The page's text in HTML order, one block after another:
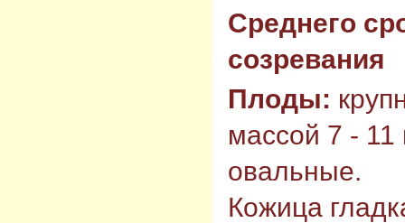
Среднего
созревания
Плоды:
массой 7 - 11
овальные.
Кожица